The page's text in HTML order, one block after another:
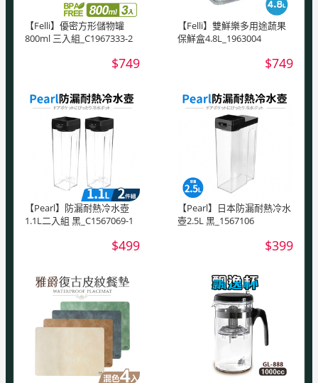
【Felli】優密方形儲物罐
800ml 三入組_C1967333-2
$749
【Felli】雙鮮樂多用途蔬果
保鮮盒4.8L_1963004
$749
【Pearl】防漏耐熱冷水壺
1.1L二入組 黑_C1567069-1
$499
【Pearl】日本防漏耐熱冷水
壺2.5L 黑_1567106
$399